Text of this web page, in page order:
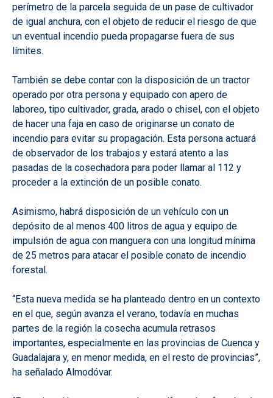
perímetro de la parcela seguida de un pase de cultivador
de igual anchura, con el objeto de reducir el riesgo de que
un eventual incendio pueda propagarse fuera de sus
límites.
También se debe contar con la disposición de un tractor
operado por otra persona y equipado con apero de
laboreo, tipo cultivador, grada, arado o chisel, con el objeto
de hacer una faja en caso de originarse un conato de
incendio para evitar su propagación. Esta persona actuará
de observador de los trabajos y estará atento a las
pasadas de la cosechadora para poder llamar al 112 y
proceder a la extinción de un posible conato.
Asimismo, habrá disposición de un vehículo con un
depósito de al menos 400 litros de agua y equipo de
impulsión de agua con manguera con una longitud mínima
de 25 metros para atacar el posible conato de incendio
forestal.
“Esta nueva medida se ha planteado dentro en un contexto
en el que, según avanza el verano, todavía en muchas
partes de la región la cosecha acumula retrasos
importantes, especialmente en las provincias de Cuenca y
Guadalajara y, en menor medida, en el resto de provincias”,
ha señalado Almodóvar.